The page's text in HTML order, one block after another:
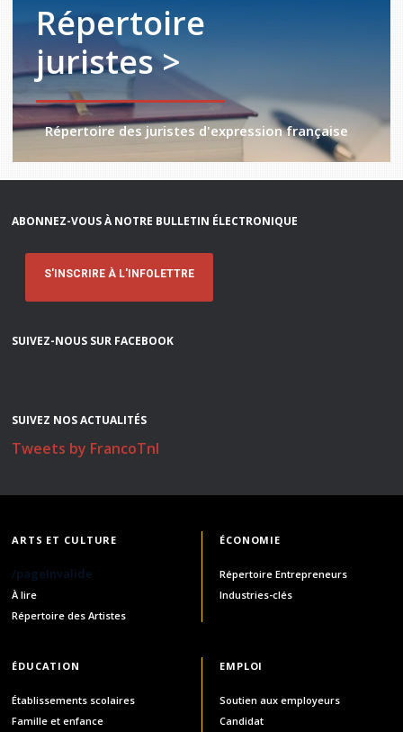
Répertoire
juristes >
Répertoire des juristes d'expression française
ABONNEZ-VOUS À NOTRE BULLETIN ÉLECTRONIQUE
S'INSCRIRE À L'INFOLETTRE
SUIVEZ-NOUS SUR FACEBOOK
SUIVEZ NOS ACTUALITÉS
Tweets by FrancoTnl
ARTS ET CULTURE
/pageInvalide
À lire
Répertoire des Artistes
ÉCONOMIE
Répertoire Entrepreneurs
Industries-clés
ÉDUCATION
Établissements scolaires
Famille et enfance
EMPLOI
Soutien aux employeurs
Candidat